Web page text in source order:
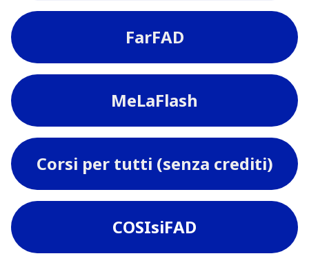
FarFAD
MeLaFlash
Corsi per tutti (senza crediti)
COSIsiFAD